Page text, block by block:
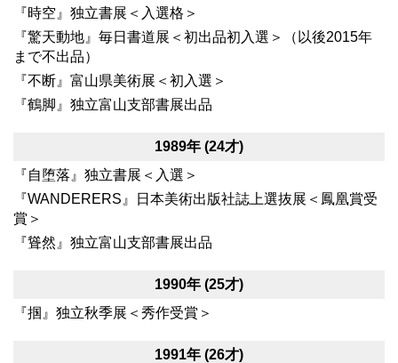
『時空』独立書展＜入選格＞
『驚天動地』毎日書道展＜初出品初入選＞（以後2015年
まで不出品）
『不断』富山県美術展＜初入選＞
『鶴脚』独立富山支部書展出品
1989年 (24才)
『自堕落』独立書展＜入選＞
『WANDERERS』日本美術出版社誌上選抜展＜鳳凰賞受
賞＞
『聳然』独立富山支部書展出品
1990年 (25才)
『掴』独立秋季展＜秀作受賞＞
1991年 (26才)